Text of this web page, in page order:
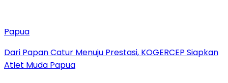
Papua
Dari Papan Catur Menuju Prestasi, KOGERCEP Siapkan
Atlet Muda Papua